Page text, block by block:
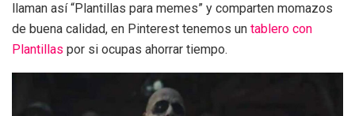
llaman así “Plantillas para memes” y comparten momazos
de buena calidad, en Pinterest tenemos un tablero con
Plantillas por si ocupas ahorrar tiempo.